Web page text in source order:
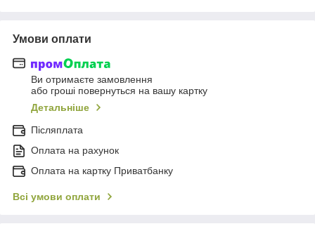
Умови оплати
Ви отримаєте замовлення
або гроші повернуться на вашу картку
Детальніше
Післяплата
Оплата на рахунок
Оплата на картку Приватбанку
Всі умови оплати